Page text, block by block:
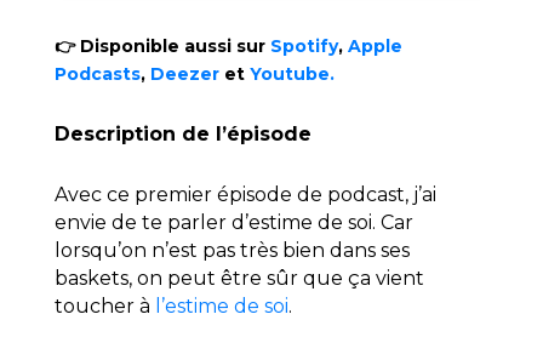
👉 Disponible aussi sur Spotify, Apple
Podcasts, Deezeret Youtube.
Description de l’épisode
Avec ce premier épisode de podcast, j’ai
envie de te parler d’estime de soi. Car
lorsqu’on n’est pas très bien dans ses
baskets, on peut être sûr que ça vient
toucher à l’estime de soi.